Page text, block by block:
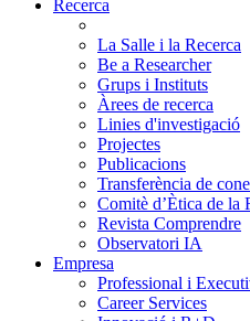
Recerca
La Salle i la Recerca
Be a Researcher
Grups i Instituts
Àrees de recerca
Linies d'investigació
Projectes
Publicacions
Transferència de
Comitè d’Ètica de la
Revista Comprendre
Observatori IA
Empresa
Professional i
Career Services